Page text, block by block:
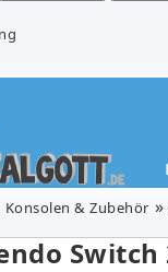
Konsolen & Zubehör
Switch